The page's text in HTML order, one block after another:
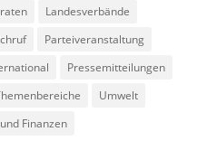
Landesverbände
Parteiveranstaltung
Pressemitteilungen
Umwelt
Finanzen